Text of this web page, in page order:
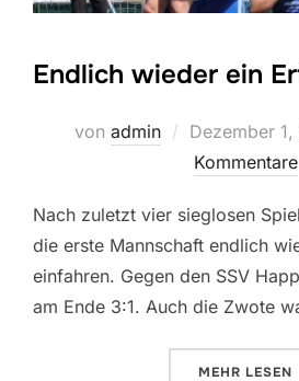
Endlich wieder ein
von admin
Veröffentlicht
am
Dezember
Kommentare
Nach zuletzt vier sieglosen
die erste Mannschaft endlich
einfahren. Gegen den SSV
am Ende 3:1. Auch die Zwote
MEHR ÜBER
LESEN